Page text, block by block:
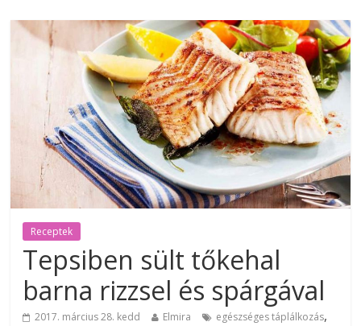
Receptek
Tepsiben sült tőkehal
barna rizzsel és spárgával
2017. március 28. kedd Elmira egészséges táplálkozás,